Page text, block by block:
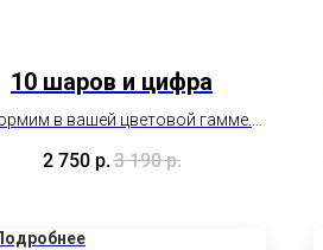
10 шаров и цифра
в вашей цветовой гамме.
Дополнительные скидки не
2 750 р.3 190 р.